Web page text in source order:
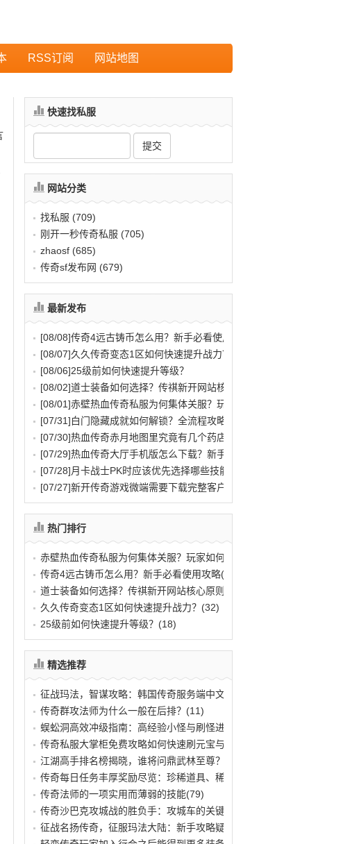
RSS订阅 网站地图
快速找私服
网站分类
找私服 (709)
刚开一秒传奇私服 (705)
zhaosf (685)
传奇sf发布网 (679)
最新发布
[08/08]传奇4远古铸币怎么用？新手必看使用攻略
[08/07]久久传奇变态1区如何快速提升战力？
[08/06]25级前如何快速提升等级？
[08/02]道士装备如何选择？传祺新开网站核心原则解析
[08/01]赤壁热血传奇私服为何集体关服？玩家如何应对？
[07/31]白门隐藏成就如何解锁？全流程攻略与秘密结局揭秘
[07/30]热血传奇赤月地图里究竟有几个药店位置？
[07/29]热血传奇大厅手机版怎么下载？新手快速入门攻略全解析？
[07/28]月卡战士PK时应该优先选择哪些技能？
[07/27]新开传奇游戏微端需要下载完整客户端才能玩吗？
热门排行
赤壁热血传奇私服为何集体关服？玩家如何应(77)
传奇4远古铸币怎么用？新手必看使用攻略(70)
道士装备如何选择？传祺新开网站核心原则解(40)
久久传奇变态1区如何快速提升战力？(32)
25级前如何快速提升等级？(18)
精选推荐
征战玛法，智谋攻略：韩国传奇服务端中文版(470)
传奇群攻法师为什么一般在后排？(11)
蜈蚣洞高效冲级指南：高经验小怪与刷怪进阶(669)
传奇私服大掌柜免费攻略如何快速刷元宝与提(959)
江湖高手排名榜揭晓，谁将问鼎武林至尊？(483)
传奇每日任务丰厚奖励尽览：珍稀道具、稀有(18)
传奇法师的一项实用而薄弱的技能(79)
传奇沙巴克攻城战的胜负手：攻城车的关键作(620)
征战名扬传奇，征服玛法大陆：新手攻略疑难(518)